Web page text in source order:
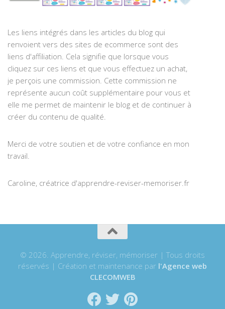
Les liens intégrés dans les articles du blog qui
renvoient vers des sites de ecommerce sont des
liens d'affiliation. Cela signifie que lorsque vous
cliquez sur ces liens et que vous effectuez un achat,
je perçois une commission. Cette commission ne
représente aucun coût supplémentaire pour vous et
elle me permet de maintenir le blog et de continuer à
créer du contenu de qualité.
Merci de votre soutien et de votre confiance en mon
travail.
Caroline, créatrice d'apprendre-reviser-memoriser.fr
© 2026. Apprendre, réviser, mémoriser | Tous droits
réservés | Création et maintenance par l'Agence web
CLECOMWEB